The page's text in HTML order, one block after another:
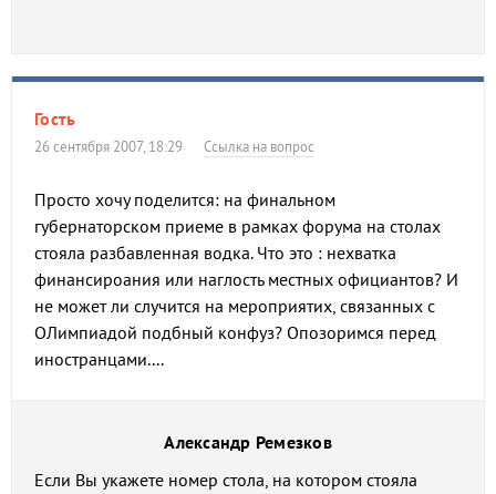
Гость
26 сентября 2007, 18:29 Ссылка на вопрос
Просто хочу поделится: на финальном
губернаторском приеме в рамках форума на столах
стояла разбавленная водка. Что это : нехватка
финансироания или наглость местных официантов? И
не может ли случится на мероприятих, связанных с
ОЛимпиадой подбный конфуз? Опозоримся перед
иностранцами....
Александр Ремезков
Если Вы укажете номер стола, на котором стояла